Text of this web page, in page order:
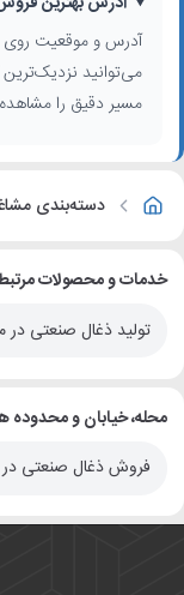
آدرس و موقعیت روی
می‌توانید
مسیر دقیق را
دسته‌بندی
خدمات و محصولات
تولید ذغال صنعتی
محله، خیابان و
فروش ذغال صنعتی در